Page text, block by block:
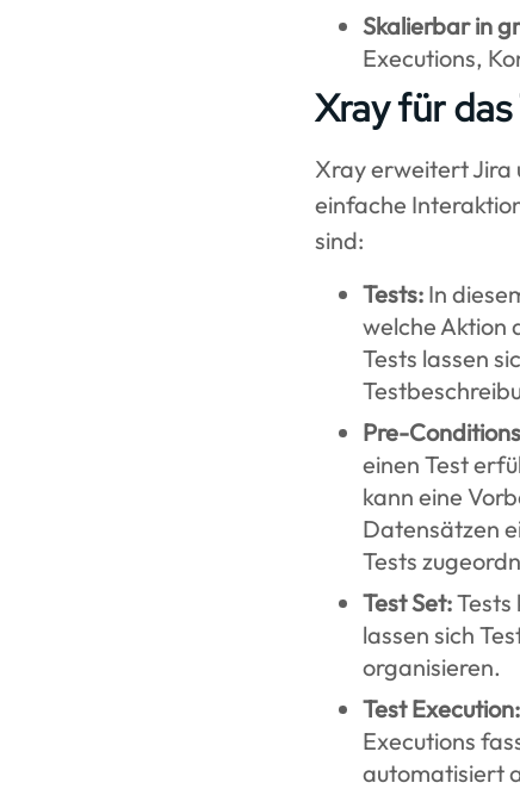
Skalierbar in
Executions,
Xray für
Xray erweitert Jira
einfache
sind:
Tests:In
welche Aktion
Tests lassen
Pre-
einen Test
kann eine
Datensätzen
Tests
Test Set:Tests
lassen sich
organisieren.
Test Execution:
Executions
automatisiert